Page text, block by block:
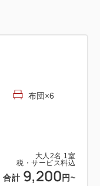
大人 2名 1室
税・サービス料込
合計 9,200 円~
布団×6